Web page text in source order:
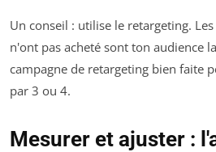
Un conseil : utilise le retargeting.
n'ont pas acheté sont ton audience
campagne de retargeting bien faite
par 3 ou 4.
Mesurer et ajuster :